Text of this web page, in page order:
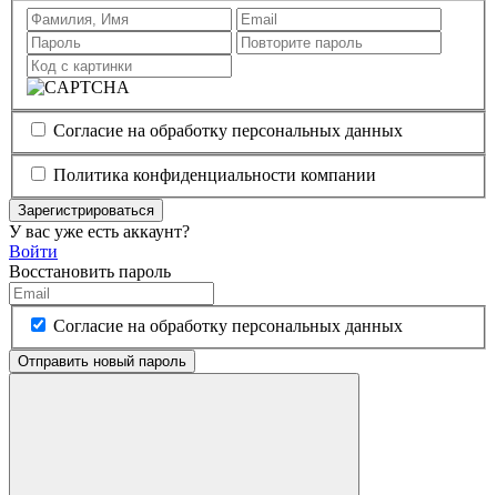
Согласие на обработку персональных данных
Политика конфиденциальности компании
Зарегистрироваться
У вас уже есть аккаунт?
Войти
Восстановить пароль
Согласие на обработку персональных данных
Отправить новый пароль